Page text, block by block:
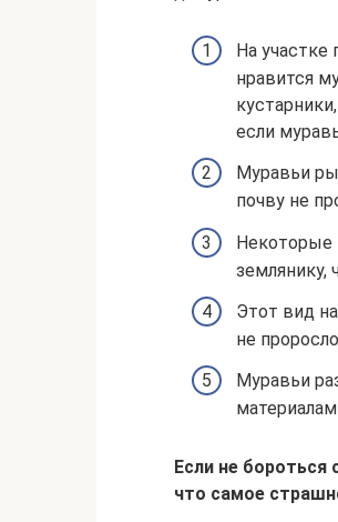
На участке
нравится
если
Муравьи
почву не
Некоторые
землянику,
Этот вид
не
Муравьи
Если не
что самое